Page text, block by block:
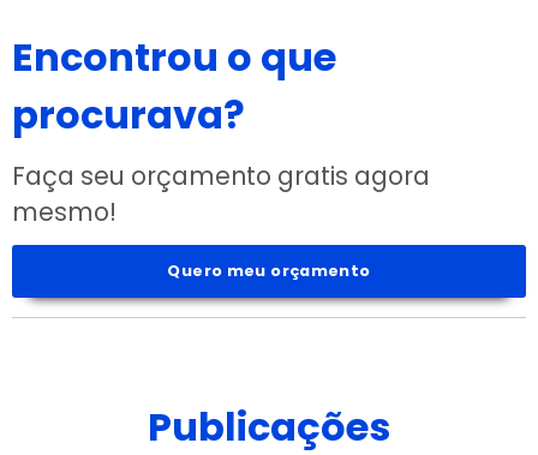
Encontrou o que
procurava?
Faça seu orçamento gratis agora
mesmo!
Quero meu orçamento
Publicações